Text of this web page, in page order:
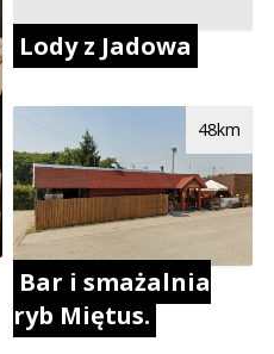
Lody z Jadowa
Bar i smażalnia
ryb Miętus.
48km